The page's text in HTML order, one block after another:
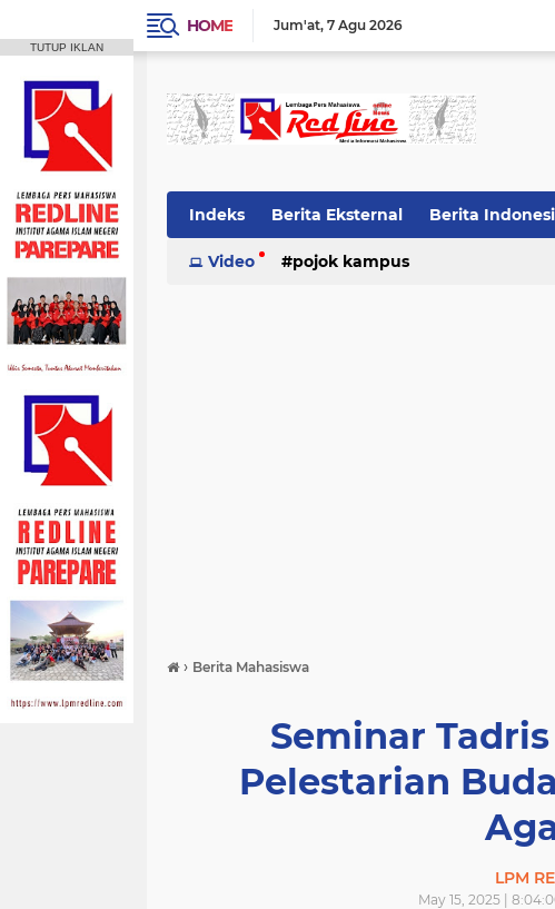
HOME Jum'at 7 Agu 2026
Indeks Berita Eksternal Berita
Video pojok kampus
› Berita Mahasiswa
Seminar
Pelestarian
LPM
May 15, 2025 |
TUTUP IKLAN